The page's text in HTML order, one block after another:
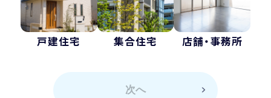
戸建住宅 集合住宅 店舗・事務所
次へ